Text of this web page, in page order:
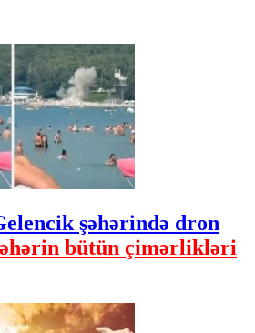
şəhərində dron
bütün çimərlikləri